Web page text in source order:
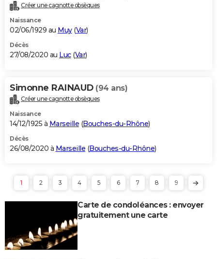
Créer une cagnotte obsèques
Naissance
02/06/1929 au Muy(Var)
Décès
27/08/2020 au Luc(Var)
Simonne RAINAUD (94 ans)
Créer une cagnotte obsèques
Naissance
14/12/1925 à Marseille (Bouches-du-Rhône)
Décès
26/08/2020 à Marseille (Bouches-du-Rhône)
1 2 3 4 5 6 7 8 9
Carte de condoléances : envoyer
gratuitement une carte